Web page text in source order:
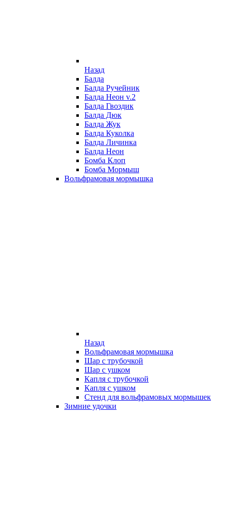
Назад
Балда
Балда Ручейник
Балда Неон v.2
Балда Гвоздик
Балда Дюк
Балда Жук
Балда Куколка
Балда Личинка
Балда Неон
Бомба Клоп
Бомба Мормыш
Вольфрамовая мормышка
Назад
Вольфрамовая мормышка
Шар с трубочкой
Шар с ушком
Капля с трубочкой
Капля с ушком
Стенд для вольфрамовых мормышек
Зимние удочки